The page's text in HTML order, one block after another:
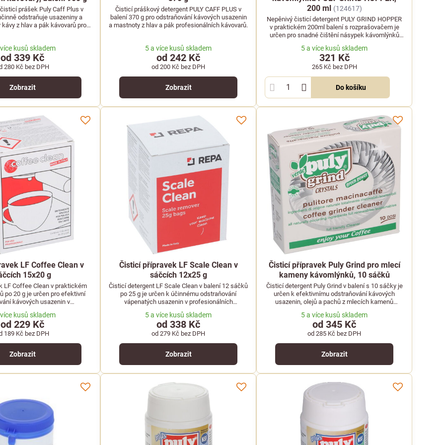
prášek Puly Caff Plus v
odstraňuje usazeniny a
z hlav a pák kávovarů pro
kusů skladem
od 339 Kč
280 Kč bez DPH
Zobrazit
Čisticí práškový detergent PULY CAFF PLUS v
balení 370 g pro odstraňování kávových usazenin
a mastnoty z hlav a pák profesionálních kávovarů.
5 a více kusů skladem
od 242 Kč
od 200 Kč bez DPH
Zobrazit
200 ml (124617)
Nepěnivý čisticí detergent PULY GRIND HOPPER
v praktickém 200ml balení s rozprašovačem je
určen pro snadné čištění násypek kávomlýnků
5 a více kusů skladem
321 Kč
265 Kč bez DPH
Do košíku
LF Coffee Clean v
15x20 g
LF Coffee Clean v praktickém
po 20 g je určen pro efektivní
kávových usazenin v
horkých nápojů.
kusů skladem
od 229 Kč
189 Kč bez DPH
Zobrazit
Čisticí přípravek LF Scale Clean v
sáčcích 12x25 g
Čisticí detergent LF Scale Clean v balení 12 sáčků
po 25 g je určen k účinnému odstraňování
vápenatých usazenin v profesionálních
5 a více kusů skladem
od 338 Kč
od 279 Kč bez DPH
Zobrazit
Čisticí přípravek Puly Grind pro mlecí
kameny kávomlýnků, 10 sáčků
Čisticí detergent Puly Grind v balení s 10 sáčky je
určen k efektivnímu odstraňování kávových
usazenin, olejů a pachů z mlecích kamenů
5 a více kusů skladem
od 345 Kč
od 285 Kč bez DPH
Zobrazit